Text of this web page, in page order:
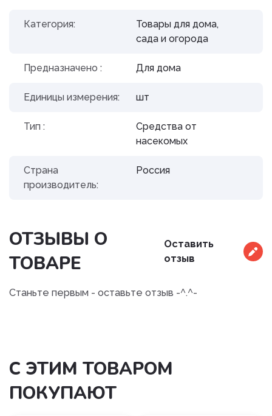
Категория:
Товары для дома,
сада и огорода
Предназначено : Для дома
Единицы измерения: шт
Тип :
Средства от
насекомых
Страна
производитель:
Россия
ОТЗЫВЫ О
ТОВАРЕ
Оставить
отзыв
Станьте первым - оставьте отзыв -^.^-
С ЭТИМ ТОВАРОМ
ПОКУПАЮТ